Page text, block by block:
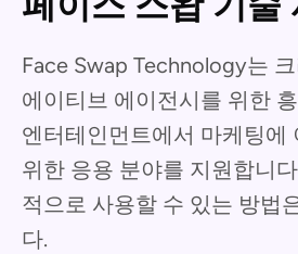
Face Swap Technology는
에이티브 에이전시를 위한
엔터테인먼트에서 마케팅에
위한 응용 분야를 지원합니
적으로 사용할 수 있는 방법
다.